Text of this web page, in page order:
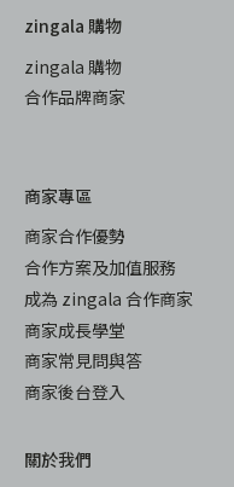
zingala 購物
zingala 購物
合作品牌商家
商家專區
商家合作優勢
合作方案及加值服務
成為 zingala 合作商家
商家成長學堂
商家常見問與答
商家後台登入
關於我們